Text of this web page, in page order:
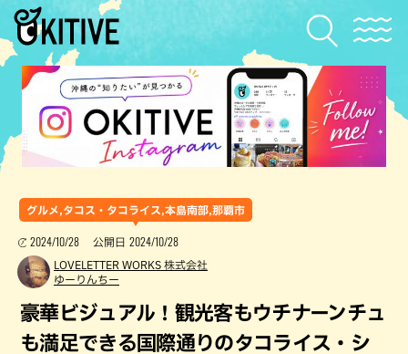
グルメ,タコス・タコライス,本島南部,那覇市
2024/10/28 公開日 2024/10/28
LOVELETTER WORKS 株式会社
ゆーりんちー
豪華ビジュアル！観光客もウチナーンチュ
も満足できる国際通りのタコライス・シ